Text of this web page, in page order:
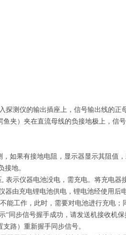
探测仪的输出插座上，信号输出线的正
夹）夹在直流母线的负接地极上，信
如果有接地电阻，显示器显示其阻值
接地。
示仪器电池没电，需充电。将充电器
器由充电锂电池供电，锂电池经使用后
能工作，此时，需要对电池进行充电；
“同步信号握手成功，请发送机接收机
路）重新握手同步信号。